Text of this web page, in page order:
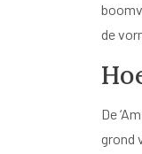
de
De
grond